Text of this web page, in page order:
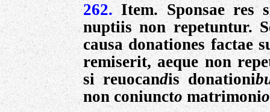
262. Item. Sponsae res
nuptiis non repetuntur.
causa donationes factae
remiserit, aeque non
si reuocandis donationi
non coniunctomatrimoni